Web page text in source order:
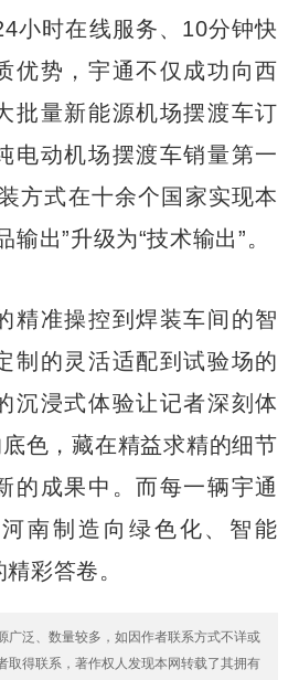
小时在线服务、10分钟快
优势，宇通不仅成功向西
批量新能源机场摆渡车订
电动机场摆渡车销量第一
方式在十余个国家实现本
输出”升级为“技术输出”。
准操控到焊装车间的智
制的灵活适配到试验场的
沉浸式体验让记者深刻体
色，藏在精益求精的细节
的成果中。而每一辆宇通
南制造向绿色化、智能
彩答卷。
广泛、数量较多，如因作者联系方式不详或
取得联系，著作权人发现本网转载了其拥有